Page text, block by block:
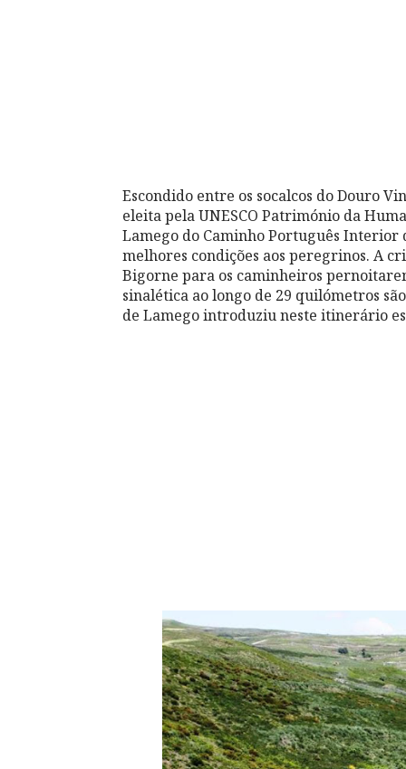
Escondido entre os socalcos do Douro
eleita pela UNESCO Património da
Lamego do Caminho Português Interior
melhores condições aos peregrinos. A
Bigorne para os caminheiros
sinalética ao longo de 29 quilómetros
de Lamego introduziu neste itinerário